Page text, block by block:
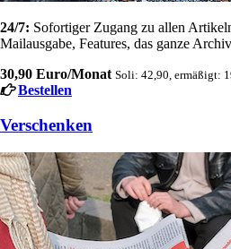
24/7: Sofortiger Zugang zu allen
Mailausgabe, Features, das ganze
30,90 Euro/Monat Soli: 42,90, ermäßigt:
Bestellen
Verschenken